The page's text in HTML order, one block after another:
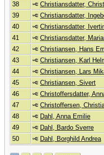
38
Christiansdatter,
39
Christiansdatter,
40
Christiansdatter,
41
Christiansdatter,
42
Christiansen, Hans
43
Christiansen, Karl
44
Christiansen, Lars
45
Christiansen, Sivert
46
Christoffersdatter,
47
Christoffersen,
48
Dahl, Anna Emilie
49
Dahl, Bardo Sverre
50
Dahl, Borghild Andrea